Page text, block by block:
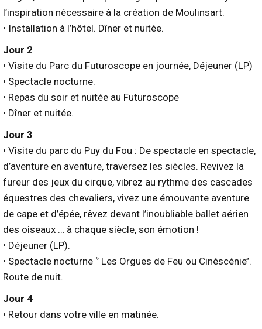
l’inspiration nécessaire à la création de Moulinsart.
• Installation à l’hôtel. Dîner et nuitée.
Jour 2
• Visite du Parc du Futuroscope en journée, Déjeuner (LP)
• Spectacle nocturne.
• Repas du soir et nuitée au Futuroscope
• Dîner et nuitée.
Jour 3
• Visite du parc du Puy du Fou : De spectacle en spectacle,
d’aventure en aventure, traversez les siècles. Revivez la
fureur des jeux du cirque, vibrez au rythme des cascades
équestres des chevaliers, vivez une émouvante aventure
de cape et d’épée, rêvez devant l’inoubliable ballet aérien
des oiseaux … à chaque siècle, son émotion !
• Déjeuner (LP).
• Spectacle nocturne ‘’ Les Orgues de Feu ou Cinéscénie’’.
Route de nuit.
Jour 4
• Retour dans votre ville en matinée.